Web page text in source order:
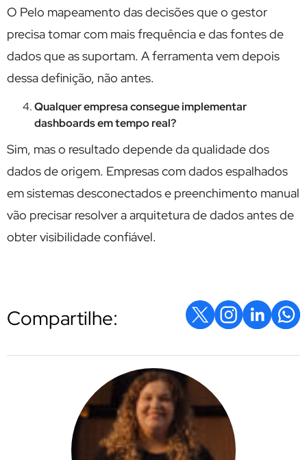
O Pelo mapeamento das decisões que o gestor
precisa tomar com mais frequência e das fontes de
dados que as suportam. A ferramenta vem depois
dessa definição, não antes.
Qualquer empresa consegue implementar
dashboards em tempo real?
Sim, mas o resultado depende da qualidade dos
dados de origem. Empresas com dados espalhados
em sistemas desconectados e preenchimento manual
vão precisar resolver a arquitetura de dados antes de
obter visibilidade confiável.
Compartilhe: